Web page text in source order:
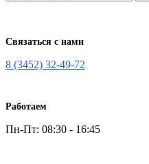
Связаться с нами
8 (3452) 32-49-72
Работаем
Пн-Пт: 08:30 - 16:45